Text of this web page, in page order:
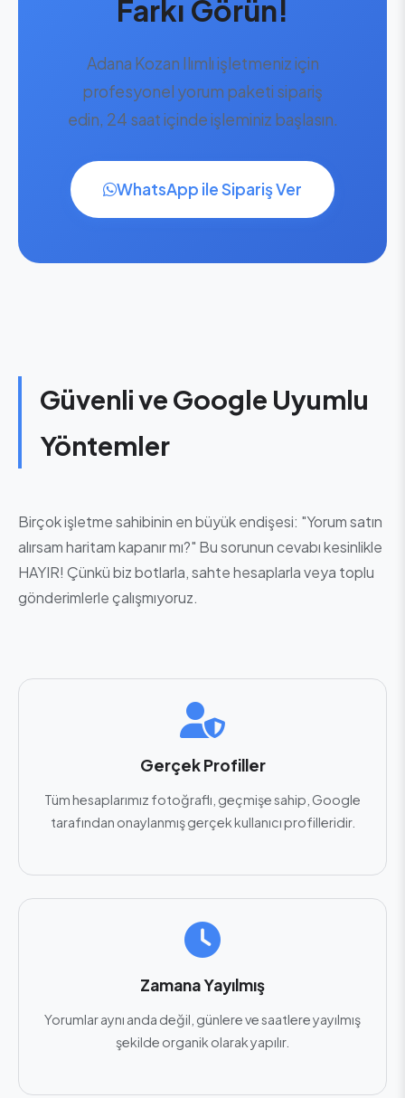
Farkı Görün!
Adana Kozan Ilımlı işletmeniz için
profesyonel yorum paketi sipariş
edin, 24 saat içinde işleminiz başlasın.
WhatsApp ile Sipariş Ver
Güvenli ve Google Uyumlu
Yöntemler
Birçok işletme sahibinin en büyük endişesi: "Yorum satın
alırsam haritam kapanır mı?" Bu sorunun cevabı kesinlikle
HAYIR! Çünkü biz botlarla, sahte hesaplarla veya toplu
gönderimlerle çalışmıyoruz.
Gerçek Profiller
Tüm hesaplarımız fotoğraflı, geçmişe sahip, Google
tarafından onaylanmış gerçek kullanıcı profilleridir.
Zamana Yayılmış
Yorumlar aynı anda değil, günlere ve saatlere yayılmış
şekilde organik olarak yapılır.